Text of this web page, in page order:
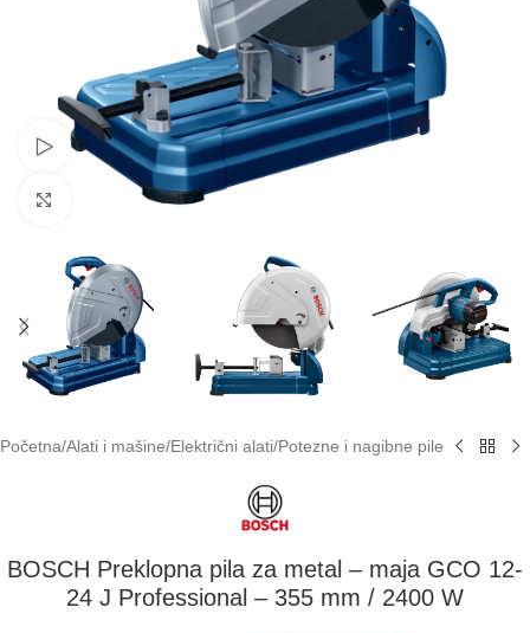
Pogledaj video
Klikni za uvećavanje
Početna/Alati i mašine/Električni alati/Potezne i nagibne pile
BOSCH Preklopna pila za metal – maja GCO 12-
24 J Professional – 355 mm / 2400 W